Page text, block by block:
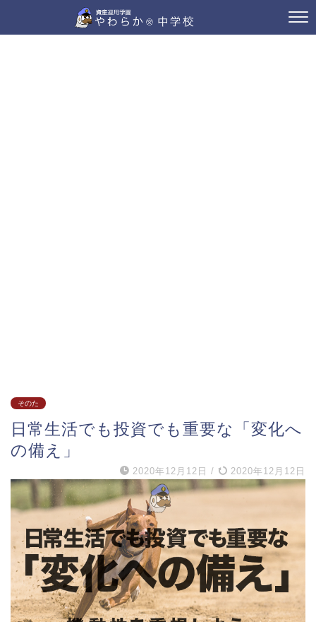
そのた
日常生活でも投資でも重要な「変化へ
の備え」
2020年12月12日 / 2020年12月12日